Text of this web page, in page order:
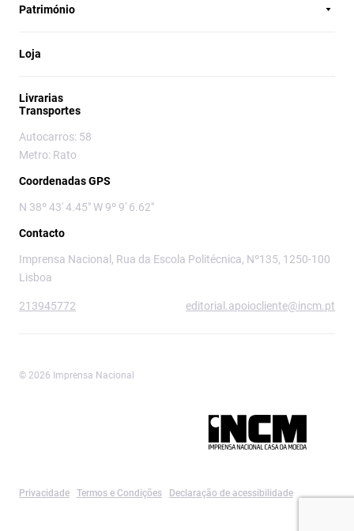
Património
Loja
Livrarias
Transportes
Autocarros: 58
Metro: Rato
Coordenadas GPS
N 38º 43' 4.45" W 9º 9' 6.62"
Contacto
Imprensa Nacional, Rua da Escola Politécnica, Nº135, 1250-100
Lisboa
213945772 editorial.apoiocliente@incm.pt
© 2026 Imprensa Nacional
Privacidade Termos e Condições Declaração de acessibilidade